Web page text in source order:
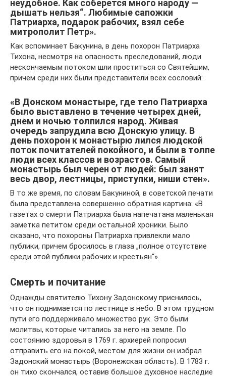
неудобное. Как соберется много народу —
дышать нельзя“. Любимые сапожки
Патриарха, подарок рабочих, взял себе
митрополит Петр».
Как вспоминает Бакунина, в день похорон Патриарха
Тихона, несмотря на опасность преследований, люди
нескончаемым потоком шли проститься со Святейшим,
причем среди них были представители всех сословий:
«В Донском монастыре, где тело Патриарха
было выставлено в течение четырех дней,
днем и ночью толпился народ. Живая
очередь запрудила всю Донскую улицу. В
день похорон к монастырю лился людской
поток почитателей покойного, и были в толпе
люди всех классов и возрастов. Самый
монастырь был черен от людей: был занят
весь двор, лестницы, приступки, ниши стен».
В то же время, по словам Бакуниной, в советской печати
была представлена совершенно обратная картина: «В
газетах о смерти Патриарха была напечатана маленькая
заметка петитом среди остальной хроники. Было
сказано, что похороны Патриарха привлекли мало
публики, причем бросилось в глаза „полное отсутствие
среди этой публики рабочих и крестьян“».
Смерть и почитание
Однажды святителю Тихону Задонскому приснилось,
что он поднимается по лестнице в небо. В этом трудном
пути его поддерживало множество рук. Это были
молитвы, которые читались за него на земле. По
состоянию здоровья в 1769 г. архиерей попросил
отправить его на покой, местом для жизни он избрал
Задонский монастырь (Воронежская область). В 1783 г.
он тихо скончался, оставив большое духовное наследие